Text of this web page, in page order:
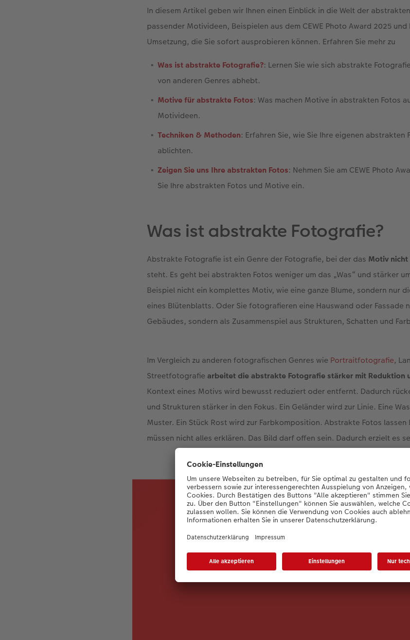
In diesem Artikel geben wir Ihnen einen Einblick in die Welt der
passender Motivideen, Beispielen aus dem CEWE Photo Award 2025
Umsetzung, die Sie sofort ausprobieren können. Erfahren Sie mehr zu
Was ist abstrakte Fotografie?: Lernen Sie wie sich abstrakte
von anderen Genres abhebt.
Motive für abstrakte Fotos: Was machen Motive in abstrakten Fotos
Motivideen.
Techniken & Methoden: Erfahren Sie, wie Sie Ihre eigenen abstrakten
ablichten.
Zeigen Sie uns Ihre abstrakten Fotos: Nehmen Sie am CEWE Photo
Sie Ihre abstrakten Fotos und Motive ein.
Was ist abstrakte Fotografie?
Abstrakte Fotografie ist ein Genre der Fotografie, bei der das Motiv
steht. Es geht bei abstrakten Fotos weniger um das „Was“ und stärker
Beispiel nicht ein komplettes Motiv, wie eine ganze Blume, sondern nur
eines Blütenblatts. Oder Sie fotografieren eine Hauswand oder Fassade
Gebäudes, sondern als Zusammenspiel aus Strukturen, Schatten und
Im Vergleich zu anderen fotografischen Genres wie Portraitfotografie,
Streetfotografiearbeitet die abstrakte Fotografie stärker mit Reduktion
Kontext eines Motivs wird bewusst reduziert oder entfernt. Dadurch
und Strukturen stärker in den Fokus. Ein Geländer wird zur Linie. Eine
Muster. Ein Stück Rost wird zur Farbkomposition. Abstrakte Fotos
müssen nicht alles erklären. Das Bild darf offen sein. Dadurch erzielt es